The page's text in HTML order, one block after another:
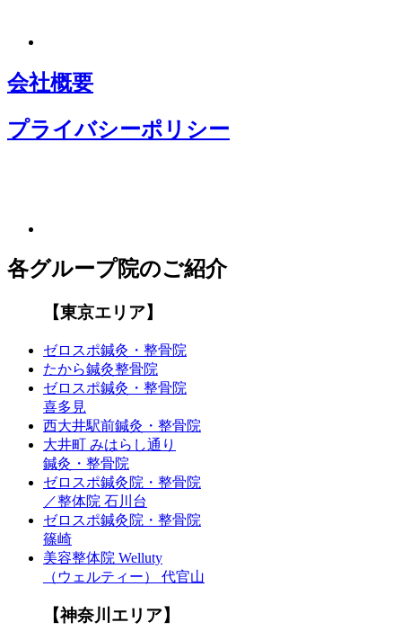
会社概要
プライバシーポリシー
各グループ院のご紹介
【東京エリア】
ゼロスポ鍼灸・整骨院
たから鍼灸整骨院
ゼロスポ鍼灸・整骨院
喜多見
西大井駅前鍼灸・整骨院
大井町 みはらし通り
鍼灸・整骨院
ゼロスポ鍼灸院・整骨院
／整体院 石川台
ゼロスポ鍼灸院・整骨院
篠崎
美容整体院 Welluty
（ウェルティー） 代官山
【神奈川エリア】